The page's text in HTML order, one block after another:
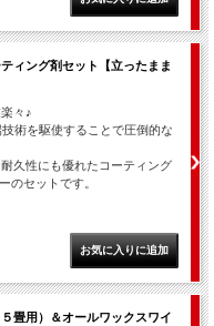
ィング剤セット【立ったまま
々♪
術を駆使することで圧倒的な
久性にも優れたコーティング
のセットです。
畳用）＆オールワックスワイ